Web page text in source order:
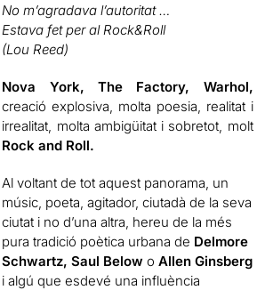
No m’agradava l’autoritat …
Estava fet per al Rock&Roll
(Lou Reed)
Nova York, The Factory, Warhol,
creació explosiva, molta poesia, realitat i
irrealitat, molta ambigüitat i sobretot, molt
Rock and Roll.
Al voltant de tot aquest panorama, un
músic, poeta, agitador, ciutadà de la seva
ciutat i no d’una altra, hereu de la més
pura tradició poètica urbana de Delmore
Schwartz, Saul Below oAllen Ginsberg
i algú que esdevé una influència